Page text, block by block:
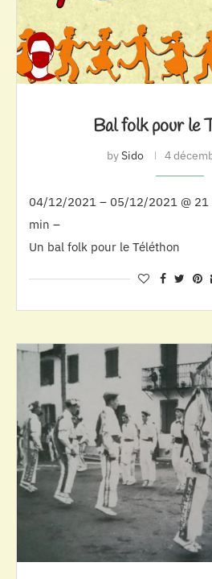
Bal folk pour le
bySido 4
04/12/2021 – 05/12/2021 @ 21
min –
Un bal folk pour le Téléthon